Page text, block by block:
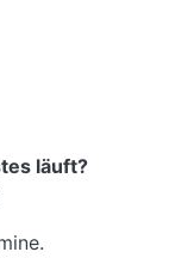
läuft?